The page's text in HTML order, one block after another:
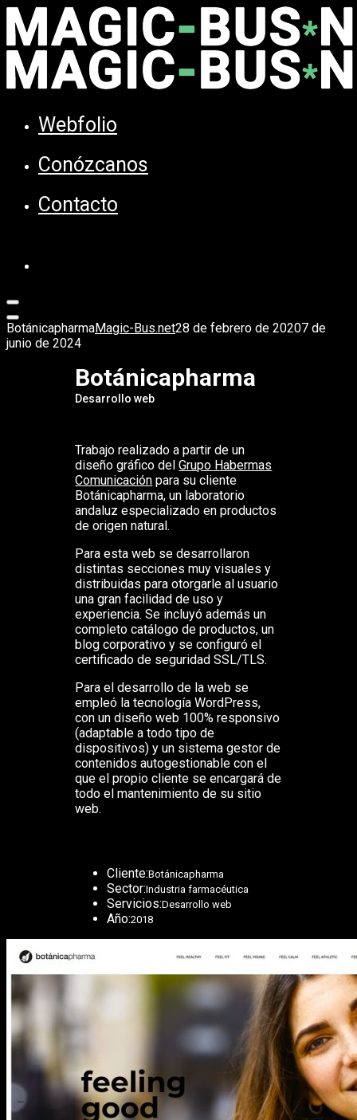
Webfolio
Conózcanos
Contacto
BotánicapharmaMagic-Bus.net28 de febrero de 20207 de
junio de 2024
Botánicapharma
Desarrollo web
Trabajo realizado a partir de un
diseño gráfico delGrupo Habermas
Comunicación para su cliente
Botánicapharma, un laboratorio
andaluz especializado en productos
de origen natural.
Para esta web se desarrollaron
distintas secciones muy visuales y
distribuidas para otorgarle al usuario
una gran facilidad de uso y
experiencia. Se incluyó además un
completo catálogo de productos, un
blog corporativo y se configuró el
certificado de seguridad SSL/TLS.
Para el desarrollo de la web se
empleó la tecnología WordPress,
con un diseño web 100% responsivo
(adaptable a todo tipo de
dispositivos) y un sistema gestor de
contenidos autogestionable con el
que el propio cliente se encargará de
todo el mantenimiento de su sitio
web.
Cliente:Botánicapharma
Sector:Industria farmacéutica
Servicios:Desarrollo web
Año:2018